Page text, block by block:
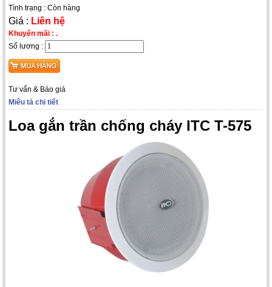
Tình trạng : Còn hàng
Giá : Liên hệ
Khuyến mãi : .
Số lương :
Tư vấn & Báo giá
Miêu tả chi tiết
Loa gắn trần chống cháy ITC T-575